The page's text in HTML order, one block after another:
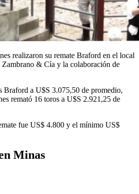
realizaron su remate Braford en el local
& Cía y la colaboración de
Braford a U$S 3.075,50 de promedio,
remató 16 toros a U$S 2.921,25 de
fue US$ 4.800 y el mínimo US$
Minas